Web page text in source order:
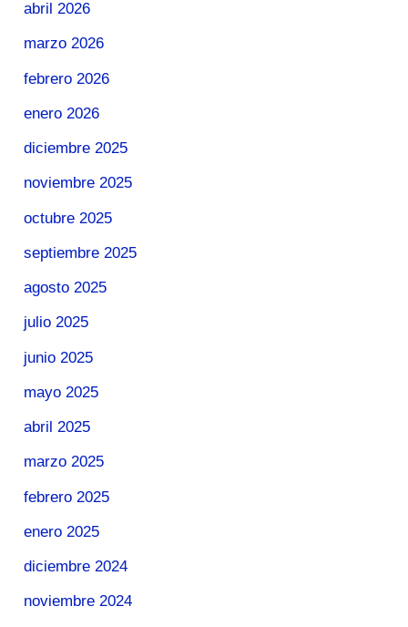
abril 2026
marzo 2026
febrero 2026
enero 2026
diciembre 2025
noviembre 2025
octubre 2025
septiembre 2025
agosto 2025
julio 2025
junio 2025
mayo 2025
abril 2025
marzo 2025
febrero 2025
enero 2025
diciembre 2024
noviembre 2024